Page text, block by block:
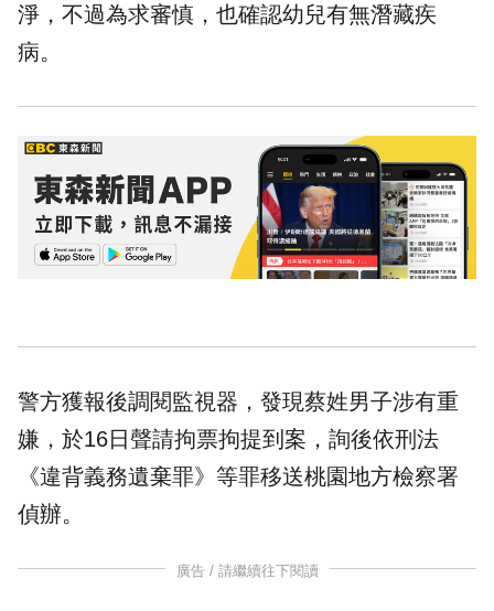
淨，不過為求審慎，也確認幼兒有無潛藏疾
病。
警方獲報後調閱監視器，發現蔡姓男子涉有重
嫌，於16日聲請拘票拘提到案，詢後依刑法
《違背義務遺棄罪》等罪移送桃園地方檢察署
偵辦。
廣告 / 請繼續往下閱讀